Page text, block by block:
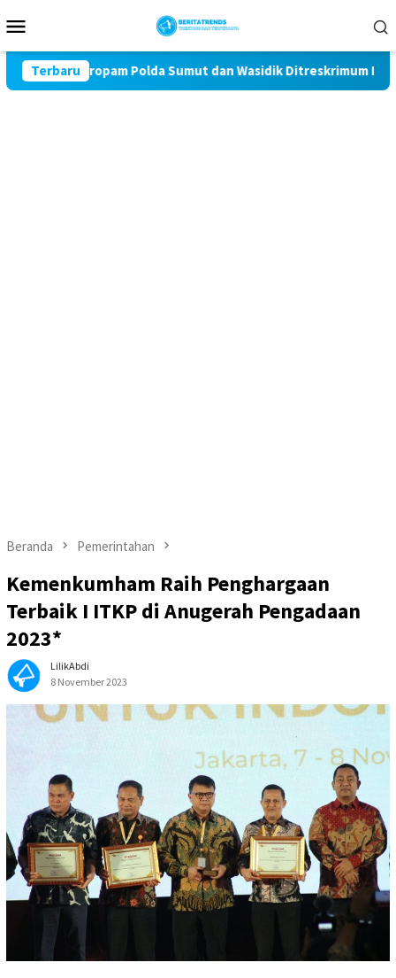
ke
Mobile
Terbaru
Propam Polda Sumut dan Wasidik Ditreskrimum Diduga
Beranda Pemerintahan
Kemenkumham Raih Penghargaan
Terbaik I ITKP di Anugerah Pengadaan
2023*
LilikAbdi
8 November 2023